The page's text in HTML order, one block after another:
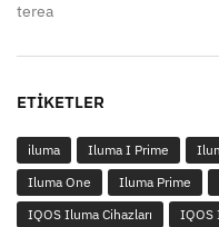
terea
ETIKETLER
iluma Iluma I Prime
Iluma One
Iluma Prime
IQOS Iluma Cihazları
IQOS